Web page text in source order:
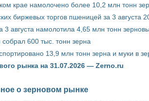
крае намолочено более 10,2 млн тонн
биржевых торгов пшеницей за 3 августа
3 августа намолотила 4,65 млн тонн
собрал 600 тыс. тонн зерна
13,9 млн тонн зерна и муки в
рынка на 31.07.2026 — Zerno.ru
о зерновом рынке